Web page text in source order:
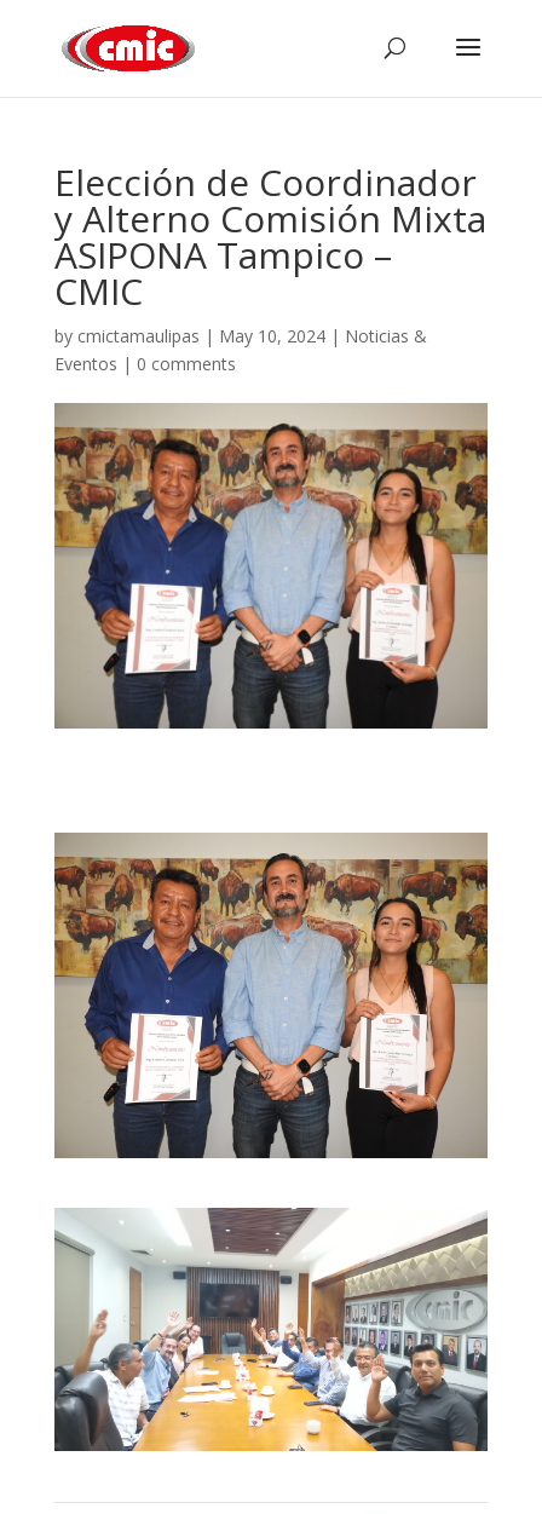
Elección de Coordinador
y Alterno Comisión Mixta
ASIPONA Tampico –
CMIC
by cmictamaulipas | May 10, 2024| Noticias &
Eventos | 0 comments